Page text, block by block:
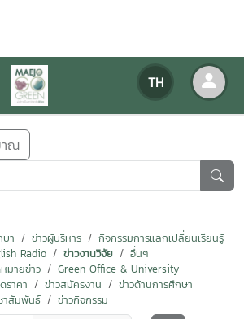
TH
รรม
าณ
า ข่าวผู้บริหาร
กิจกรรมการแลกเปลี่ยนเรียนรู้
Radio ข่าวงานวิจัย
อื่นๆ
มายข่าว
Green Office & University
ราคา
ข่าวสมัครงาน
ข่าวด้านการศึกษา
าสัมพันธ์ ข่าวกิจกรรม